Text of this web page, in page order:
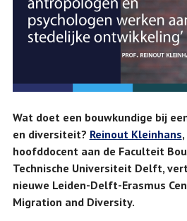
Wat doet een bouwkundige bij
en diversiteit? Reinout Kleinhans
hoofddocent aan de Faculteit
Technische Universiteit Delft,
nieuwe Leiden-Delft-Erasmus
Migration and Diversity.